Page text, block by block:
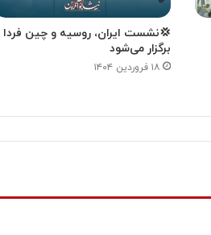
💢نشست ایران، روسیه و چین فردا
برگزار می‌شود
۱۸ فروردین ۱۴۰۴